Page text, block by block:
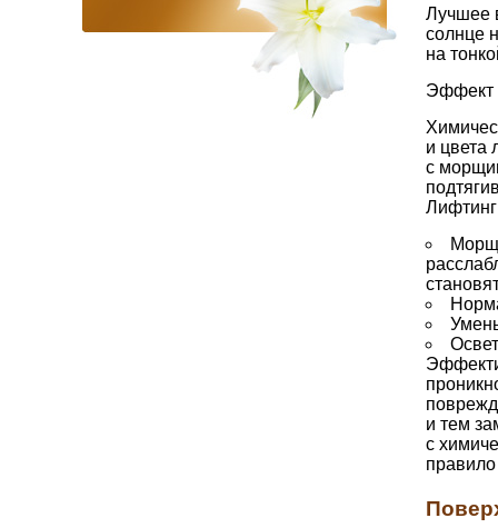
Лучшее
солнце
на
Эффект
и цвета
с
и тем
с